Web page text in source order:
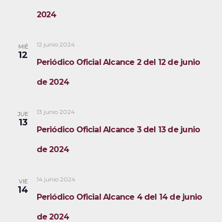
2024
MIÉ
12
Periódico Oficial Alcance 2 del 12 de junio
de 2024
12 junio 2024
JUE
13
Periódico Oficial Alcance 3 del 13 de junio
de 2024
13 junio 2024
VIE
14
Periódico Oficial Alcance 4 del 14 de junio
de 2024
14 junio 2024